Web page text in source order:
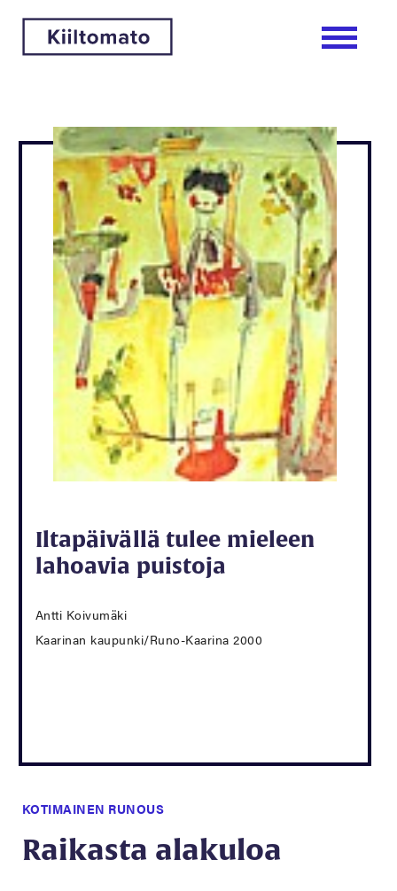
Iltapäivällä tulee mieleen
lahoavia puistoja
Antti Koivumäki
Kaarinan kaupunki/Runo-Kaarina 2000
KOTIMAINEN RUNOUS
Raikasta alakuloa